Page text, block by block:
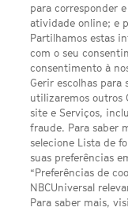
Escolhas de Anúncios
Política de
Termos E Condições
FILMES
UMA DIVISÃO
para corresponder
atividade online; e
Partilhamos estas
com o seu
consentimento à
Gerir escolhas para
utilizaremos outros
site e Serviços,
fraude. Para saber
selecione Lista de
suas preferências
“Preferências de
NBCUniversal
Para saber mais,